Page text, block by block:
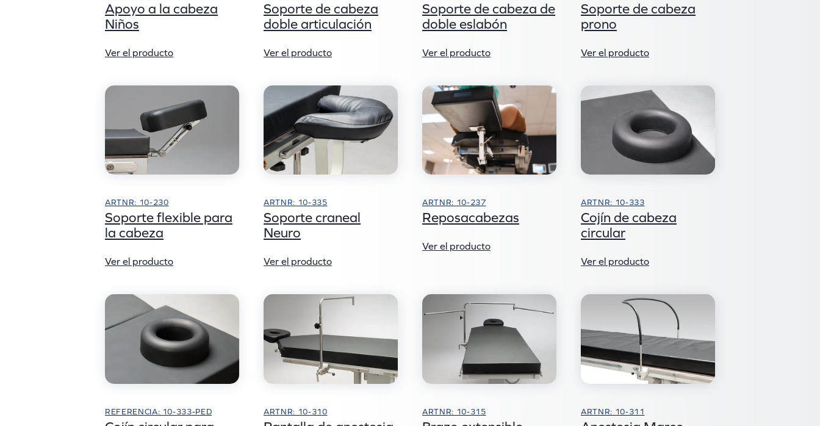
Apoyo a la cabeza
Niños
Ver el producto
Soporte de cabeza
doble articulación
Ver el producto
Soporte de cabeza de
doble eslabón
Ver el producto
Soporte de cabeza
prono
Ver el producto
ARTNR: 10-230
Soporte flexible para
la cabeza
Ver el producto
ARTNR: 10-335
Soporte craneal
Neuro
Ver el producto
ARTNR: 10-237
Reposacabezas
Ver el producto
ARTNR: 10-333
Cojín de cabeza
circular
Ver el producto
REFERENCIA: 10-333-PED ARTNR: 10-310 ARTNR: 10-315 ARTNR: 10-311